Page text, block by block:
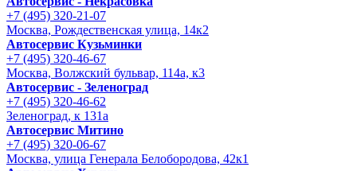
+7 (495) 320-21-07
Москва, Рождественская улица, 14к2
Автосервис Кузьминки
+7 (495) 320-46-67
Москва, Волжский бульвар, 114а, к3
Автосервис - Зеленоград
+7 (495) 320-46-62
Зеленоград, к 131а
Автосервис Митино
+7 (495) 320-06-67
Москва, улица Генерала Белобородова, 42к1